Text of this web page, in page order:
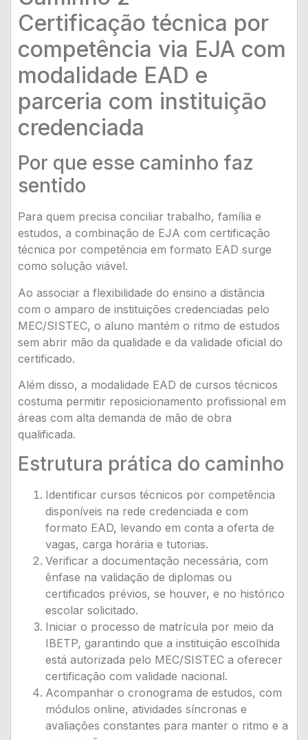
Certificação técnica por
competência via EJA com
modalidade EAD e
parceria com instituição
credenciada
Por que esse caminho faz
sentido
Para quem precisa conciliar trabalho, família e
estudos, a combinação de EJA com certificação
técnica por competência em formato EAD surge
como solução viável.
Ao associar a flexibilidade do ensino a distância
com o amparo de instituições credenciadas pelo
MEC/SISTEC, o aluno mantém o ritmo de estudos
sem abrir mão da qualidade e da validade oficial do
certificado.
Além disso, a modalidade EAD de cursos técnicos
costuma permitir reposicionamento profissional em
áreas com alta demanda de mão de obra
qualificada.
Estrutura prática do caminho
Identificar cursos técnicos por competência
disponíveis na rede credenciada e com
formato EAD, levando em conta a oferta de
vagas, carga horária e tutorias.
Verificar a documentação necessária, com
ênfase na validação de diplomas ou
certificados prévios, se houver, e no histórico
escolar solicitado.
Iniciar o processo de matrícula por meio da
IBETP, garantindo que a instituição escolhida
está autorizada pelo MEC/SISTEC a oferecer
certificação com validade nacional.
Acompanhar o cronograma de estudos, com
módulos online, atividades síncronas e
avaliações constantes para manter o ritmo e a